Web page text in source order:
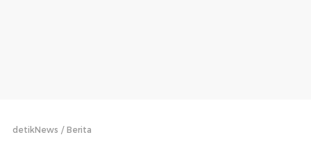
detikNews Berita